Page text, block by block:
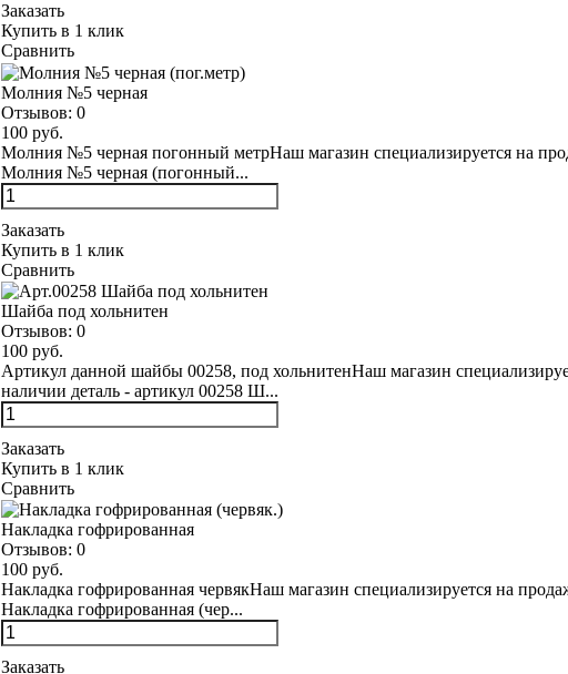
Заказать
Купить в 1 клик
Сравнить
Молния №5 черная
Отзывов: 0
100 руб.
Молния №5 черная погонный метрНаш магазин специализируется на
Молния №5 черная (погонный...
Заказать
Купить в 1 клик
Сравнить
Шайба под хольнитен
Отзывов: 0
100 руб.
Артикул данной шайбы 00258, под хольнитенНаш магазин
наличии деталь - артикул 00258 Ш...
Заказать
Купить в 1 клик
Сравнить
Накладка гофрированная
Отзывов: 0
100 руб.
Накладка гофрированная червякНаш магазин специализируется на
Накладка гофрированная (чер...
Заказать